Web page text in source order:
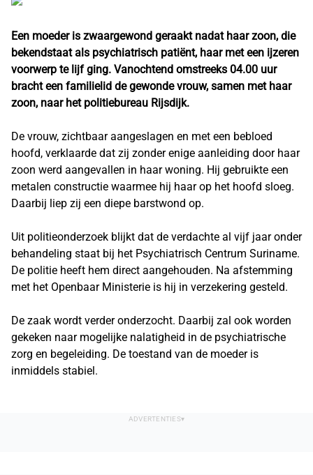
Een moeder is zwaargewond geraakt nadat haar zoon, die
bekendstaat als psychiatrisch patiënt, haar met een ijzeren
voorwerp te lijf ging. Vanochtend omstreeks 04.00 uur
bracht een familielid de gewonde vrouw, samen met haar
zoon, naar het politiebureau Rijsdijk.
De vrouw, zichtbaar aangeslagen en met een bebloed
hoofd, verklaarde dat zij zonder enige aanleiding door haar
zoon werd aangevallen in haar woning. Hij gebruikte een
metalen constructie waarmee hij haar op het hoofd sloeg.
Daarbij liep zij een diepe barstwond op.
Uit politieonderzoek blijkt dat de verdachte al vijf jaar onder
behandeling staat bij het Psychiatrisch Centrum Suriname.
De politie heeft hem direct aangehouden. Na afstemming
met het Openbaar Ministerie is hij in verzekering gesteld.
De zaak wordt verder onderzocht. Daarbij zal ook worden
gekeken naar mogelijke nalatigheid in de psychiatrische
zorg en begeleiding. De toestand van de moeder is
inmiddels stabiel.